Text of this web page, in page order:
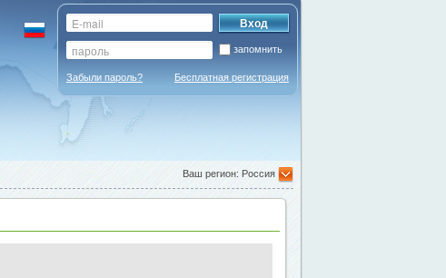
запомнить
Забыли пароль? Бесплатная регистрация
Ваш регион: Россия